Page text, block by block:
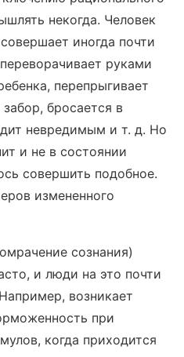
некогда. Человек
иногда почти
руками
перепрыгивает
бросается в
невредимым и т. д. Но
и не в состоянии
совершить подобное.
измененного
сознания)
и люди на это почти
возникает
при
когда приходится